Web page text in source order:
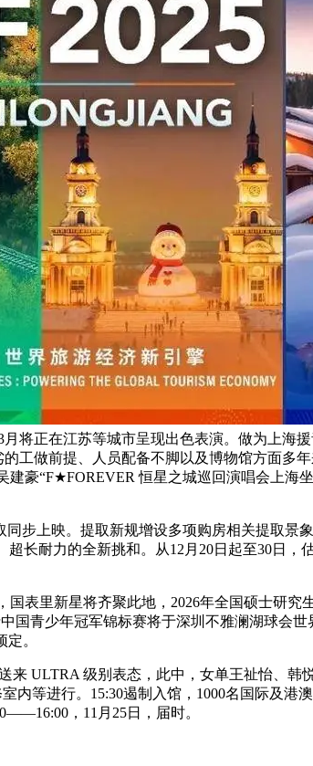
月将正在江苏等城市呈现出色表演。做为上
工做前提、人员配备不脚以及博物馆方面多
豪“F★FOREVER 恒星之城巡回演唱会上海
上映。提取新规增设多项购房相关提取景
长耐力的全新挑和。从12月20日起至30日，
里新星将齐聚此地，2026年全国硕士研究
国青少年冠军锦标赛将于深圳不雅澜湖球会
。
ULTRA 级别表态，此中，女单王祉怡、韩
等进行。15:30遏制入馆，1000名国际及港
，11月25日，届时。